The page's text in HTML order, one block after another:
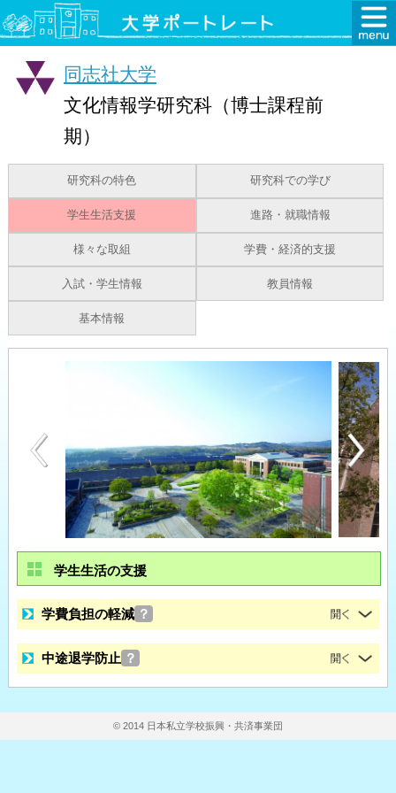
同志社大学
文化情報学研究科（博士課程前
期）
研究科の特色 研究科での学び
学生生活支援 進路・就職情報
様々な取組 学費・経済的支援
入試・学生情報 教員情報
基本情報
学生生活の支援
学費負担の軽減 ？
中途退学防止 ？
© 2014 日本私立学校振興・共済事業団